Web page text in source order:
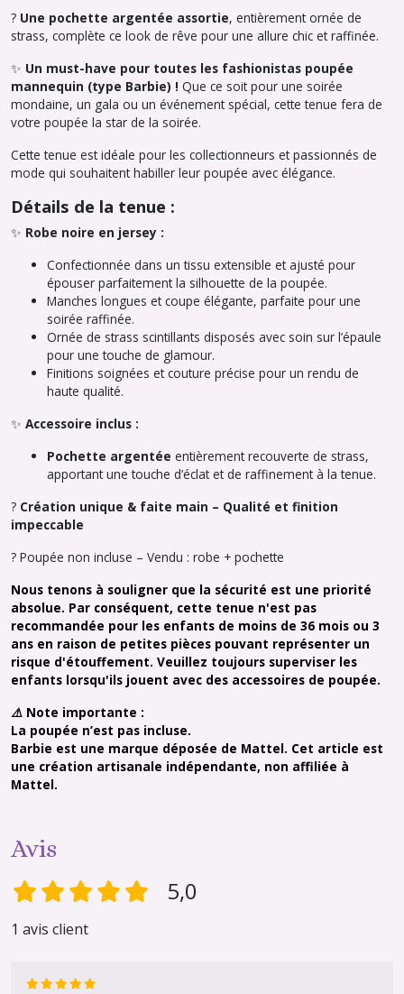
? Une pochette argentée assortie, entièrement ornée de
strass, complète ce look de rêve pour une allure chic et raffinée.
✨ Un must-have pour toutes les fashionistas poupée
mannequin (type Barbie) ! Que ce soit pour une soirée
mondaine, un gala ou un événement spécial, cette tenue fera de
votre poupée la star de la soirée.
Cette tenue est idéale pour les collectionneurs et passionnés de
mode qui souhaitent habiller leur poupée avec élégance.
Détails de la tenue :
✨ Robe noire en jersey :
Confectionnée dans un tissu extensible et ajusté pour
épouser parfaitement la silhouette de la poupée.
Manches longues et coupe élégante, parfaite pour une
soirée raffinée.
Ornée de strass scintillants disposés avec soin sur l’épaule
pour une touche de glamour.
Finitions soignées et couture précise pour un rendu de
haute qualité.
✨ Accessoire inclus :
Pochette argentée entièrement recouverte de strass,
apportant une touche d’éclat et de raffinement à la tenue.
? Création unique & faite main – Qualité et finition
impeccable
? Poupée non incluse – Vendu : robe + pochette
Nous tenons à souligner que la sécurité est une priorité
absolue. Par conséquent, cette tenue n'est pas
recommandée pour les enfants de moins de 36 mois ou 3
ans en raison de petites pièces pouvant représenter un
risque d'étouffement. Veuillez toujours superviser les
enfants lorsqu'ils jouent avec des accessoires de poupée.
⚠️ Note importante :
La poupée n’est pas incluse.
Barbie est une marque déposée de Mattel. Cet article est
une création artisanale indépendante, non affiliée à
Mattel.
Avis
5,0
1 avis client